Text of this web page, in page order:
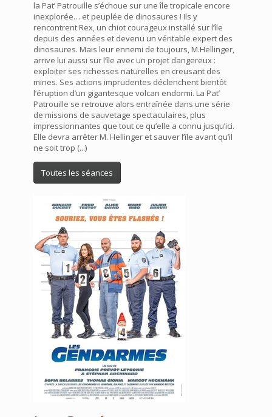
la Pat’ Patrouille s’échoue sur une île tropicale encore
inexplorée… et peuplée de dinosaures ! Ils y
rencontrent Rex, un chiot courageux installé sur l’île
depuis des années et devenu un véritable expert des
dinosaures. Mais leur ennemi de toujours, M.Hellinger,
arrive lui aussi sur l’île avec un projet dangereux :
exploiter ses richesses naturelles en creusant des
mines. Ses actions imprudentes déclenchent bientôt
l’éruption d’un gigantesque volcan endormi. La Pat’
Patrouille se retrouve alors entraînée dans une série
de missions de sauvetage spectaculaires, plus
impressionnantes que tout ce qu’elle a connu jusqu’ici.
Elle devra arrêter M. Hellinger et sauver l’île avant qu’il
ne soit trop (...)
Toutes les séances